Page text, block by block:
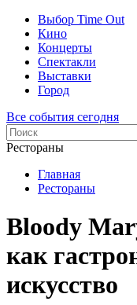
Выбор Time Out
Кино
Концерты
Спектакли
Выставки
Город
Все события сегодня
Рестораны
Главная
Рестораны
Bloody
как
искусство